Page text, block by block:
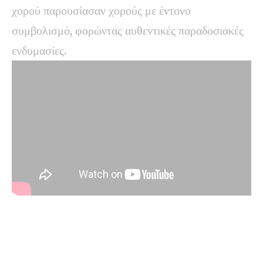
χορού παρουσίασαν χορούς με έντονο
συμβολισμό, φορώντας αυθεντικές παραδοσιακές
ενδυμασίες.